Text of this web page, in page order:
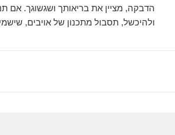
הדבקה, מציין את בריאותך ושגשוגך. אם
ולהיכשל, תסבול מתכנון של אויבים,